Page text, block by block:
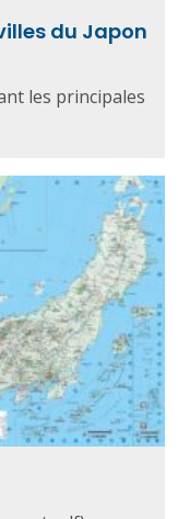
du Japon
les principales